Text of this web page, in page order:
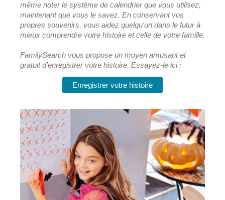
même noter le système de calendrier que vous utilisez,
maintenant que vous le savez. En conservant vos
propres souvenirs, vous aidez quelqu'un dans le futur à
mieux comprendre votre histoire et celle de votre famille.
FamilySearch vous propose un moyen amusant et
gratuit d'enregistrer votre histoire. Essayez-le ici :
Enregistrer votre histoire